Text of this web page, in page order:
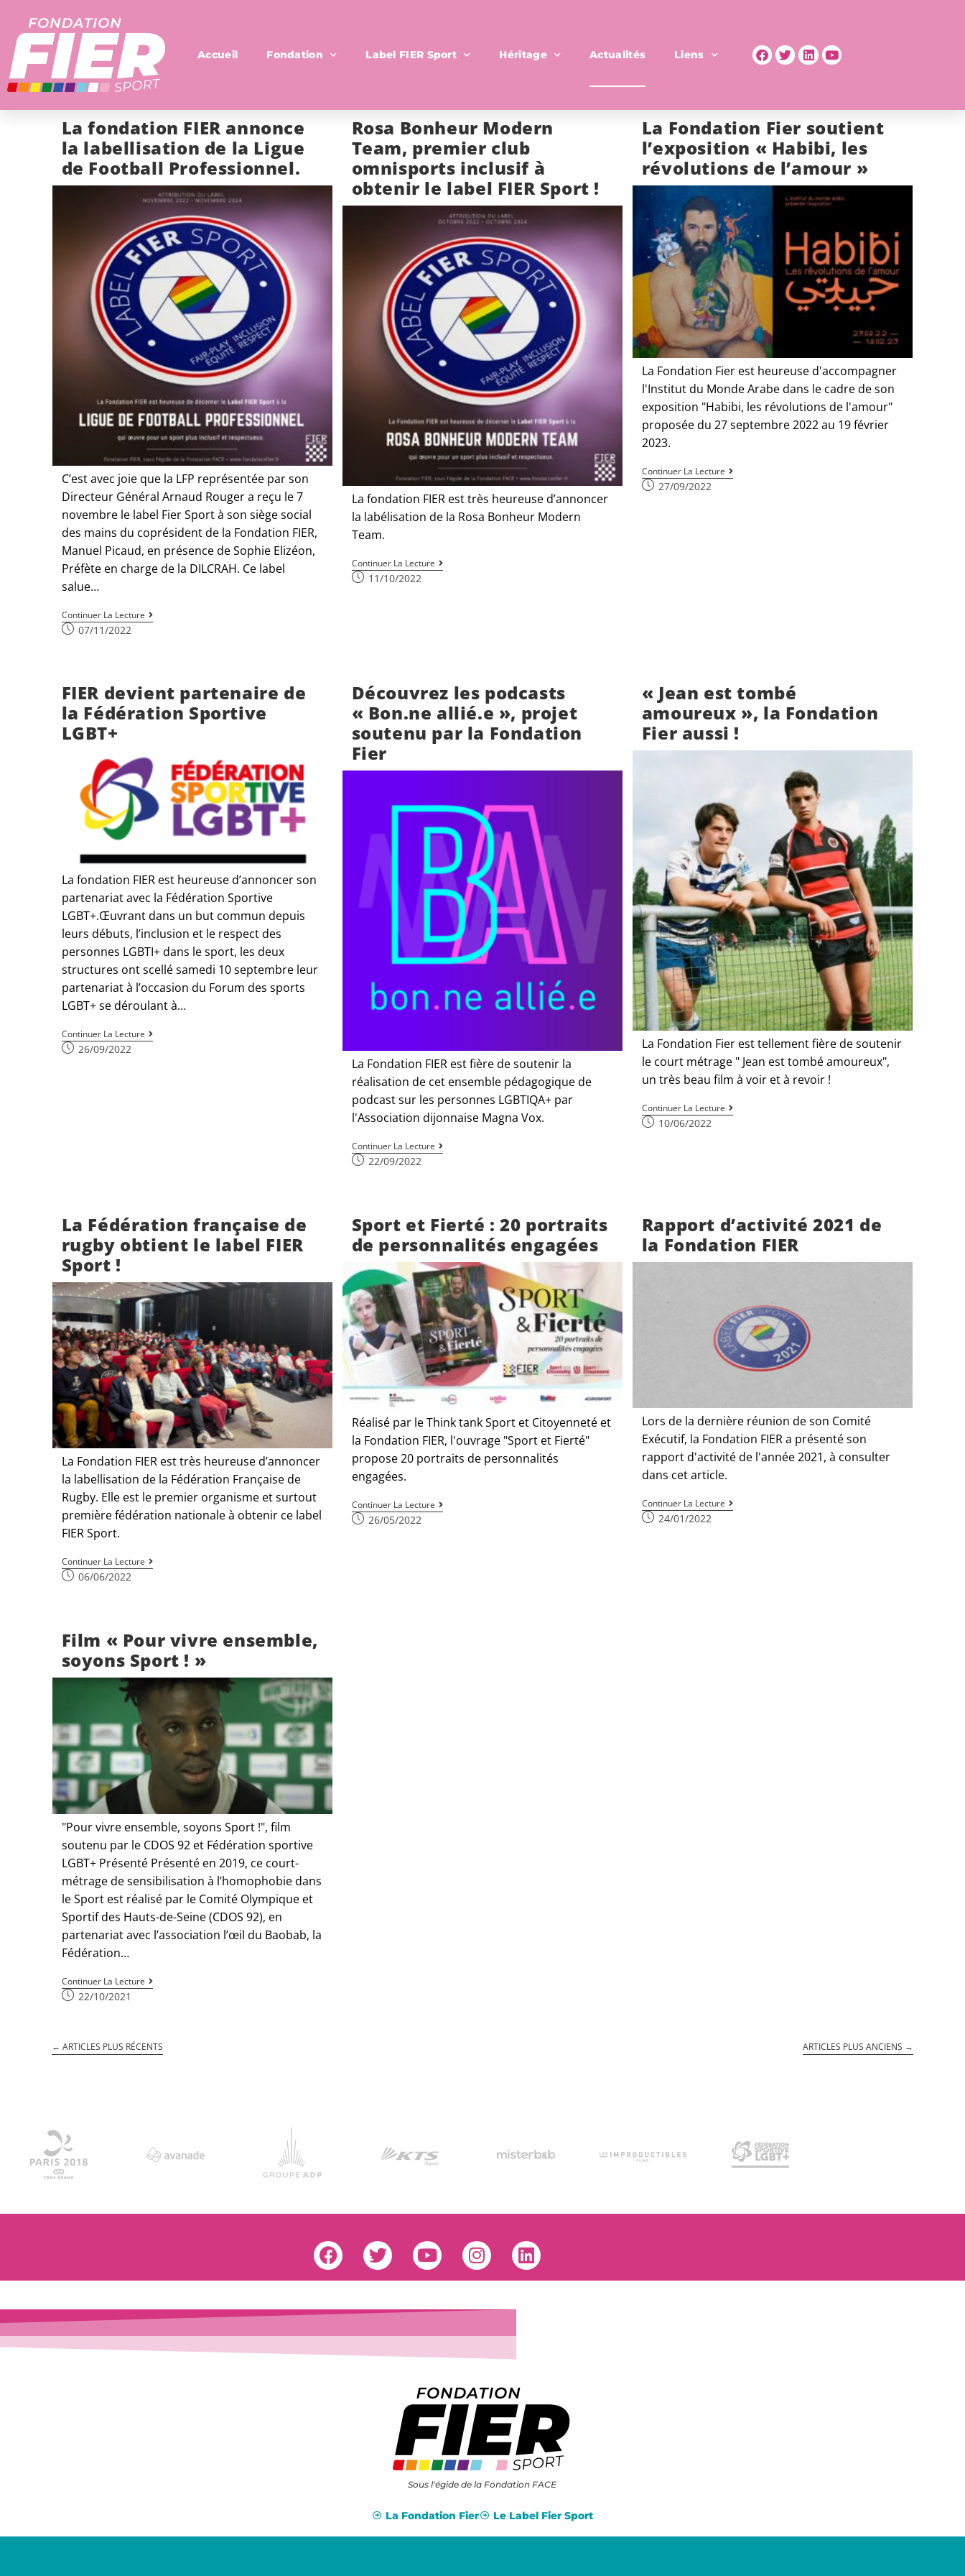
Accueil Fondation Label FIER Sport Héritage Actualités Liens
La fondation FIER annonce
la labellisation de la Ligue
de Football Professionnel.
C’est avec joie que la LFP représentée par son
Directeur Général Arnaud Rouger a reçu le 7
novembre le label Fier Sport à son siège social
des mains du coprésident de la Fondation FIER,
Manuel Picaud, en présence de Sophie Elizéon,
Préfète en charge de la DILCRAH. Ce label
salue…
Continuer La Lecture
07/11/2022
Rosa Bonheur Modern
Team, premier club
omnisports inclusif à
obtenir le label FIER Sport !
La fondation FIER est très heureuse d’annoncer
la labélisation de la Rosa Bonheur Modern
Team.
Continuer La Lecture
11/10/2022
La Fondation Fier soutient
l’exposition « Habibi, les
révolutions de l’amour »
La Fondation Fier est heureuse d'accompagner
l'Institut du Monde Arabe dans le cadre de son
exposition "Habibi, les révolutions de l'amour"
proposée du 27 septembre 2022 au 19 février
2023.
Continuer La Lecture
27/09/2022
FIER devient partenaire de
la Fédération Sportive
LGBT+
La fondation FIER est heureuse d’annoncer son
partenariat avec la Fédération Sportive
LGBT+.Œuvrant dans un but commun depuis
leurs débuts, l’inclusion et le respect des
personnes LGBTI+ dans le sport, les deux
structures ont scellé samedi 10 septembre leur
partenariat à l’occasion du Forum des sports
LGBT+ se déroulant à…
Continuer La Lecture
26/09/2022
Découvrez les podcasts
« Bon.ne allié.e », projet
soutenu par la Fondation
Fier
La Fondation FIER est fière de soutenir la
réalisation de cet ensemble pédagogique de
podcast sur les personnes LGBTIQA+ par
l'Association dijonnaise Magna Vox.
Continuer La Lecture
22/09/2022
« Jean est tombé
amoureux », la Fondation
Fier aussi !
La Fondation Fier est tellement fière de soutenir
le court métrage " Jean est tombé amoureux",
un très beau film à voir et à revoir !
Continuer La Lecture
10/06/2022
La Fédération française de
rugby obtient le label FIER
Sport !
La Fondation FIER est très heureuse d’annoncer
la labellisation de la Fédération Française de
Rugby. Elle est le premier organisme et surtout
première fédération nationale à obtenir ce label
FIER Sport.
Continuer La Lecture
06/06/2022
Sport et Fierté : 20 portraits
de personnalités engagées
Réalisé par le Think tank Sport et Citoyenneté et
la Fondation FIER, l'ouvrage "Sport et Fierté"
propose 20 portraits de personnalités
engagées.
Continuer La Lecture
26/05/2022
Rapport d’activité 2021 de
la Fondation FIER
Lors de la dernière réunion de son Comité
Exécutif, la Fondation FIER a présenté son
rapport d'activité de l'année 2021, à consulter
dans cet article.
Continuer La Lecture
24/01/2022
Film « Pour vivre ensemble,
soyons Sport ! »
"Pour vivre ensemble, soyons Sport !", film
soutenu par le CDOS 92 et Fédération sportive
LGBT+ Présenté Présenté en 2019, ce court-
métrage de sensibilisation à l’homophobie dans
le Sport est réalisé par le Comité Olympique et
Sportif des Hauts-de-Seine (CDOS 92), en
partenariat avec l’association l’œil du Baobab, la
Fédération…
Continuer La Lecture
22/10/2021
← ARTICLES PLUS RÉCENTS ARTICLES PLUS ANCIENS →
Sous l'égide de la Fondation FACE
La Fondation Fier Le Label Fier Sport